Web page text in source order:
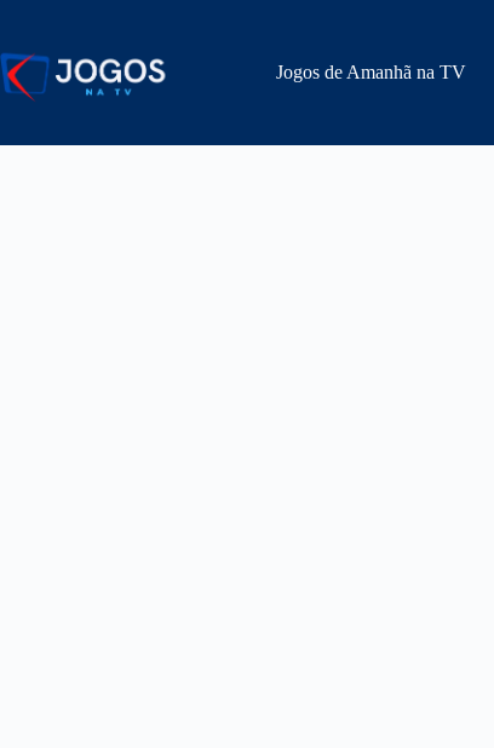
o
conteúdo
Jogos de Amanhã na TV